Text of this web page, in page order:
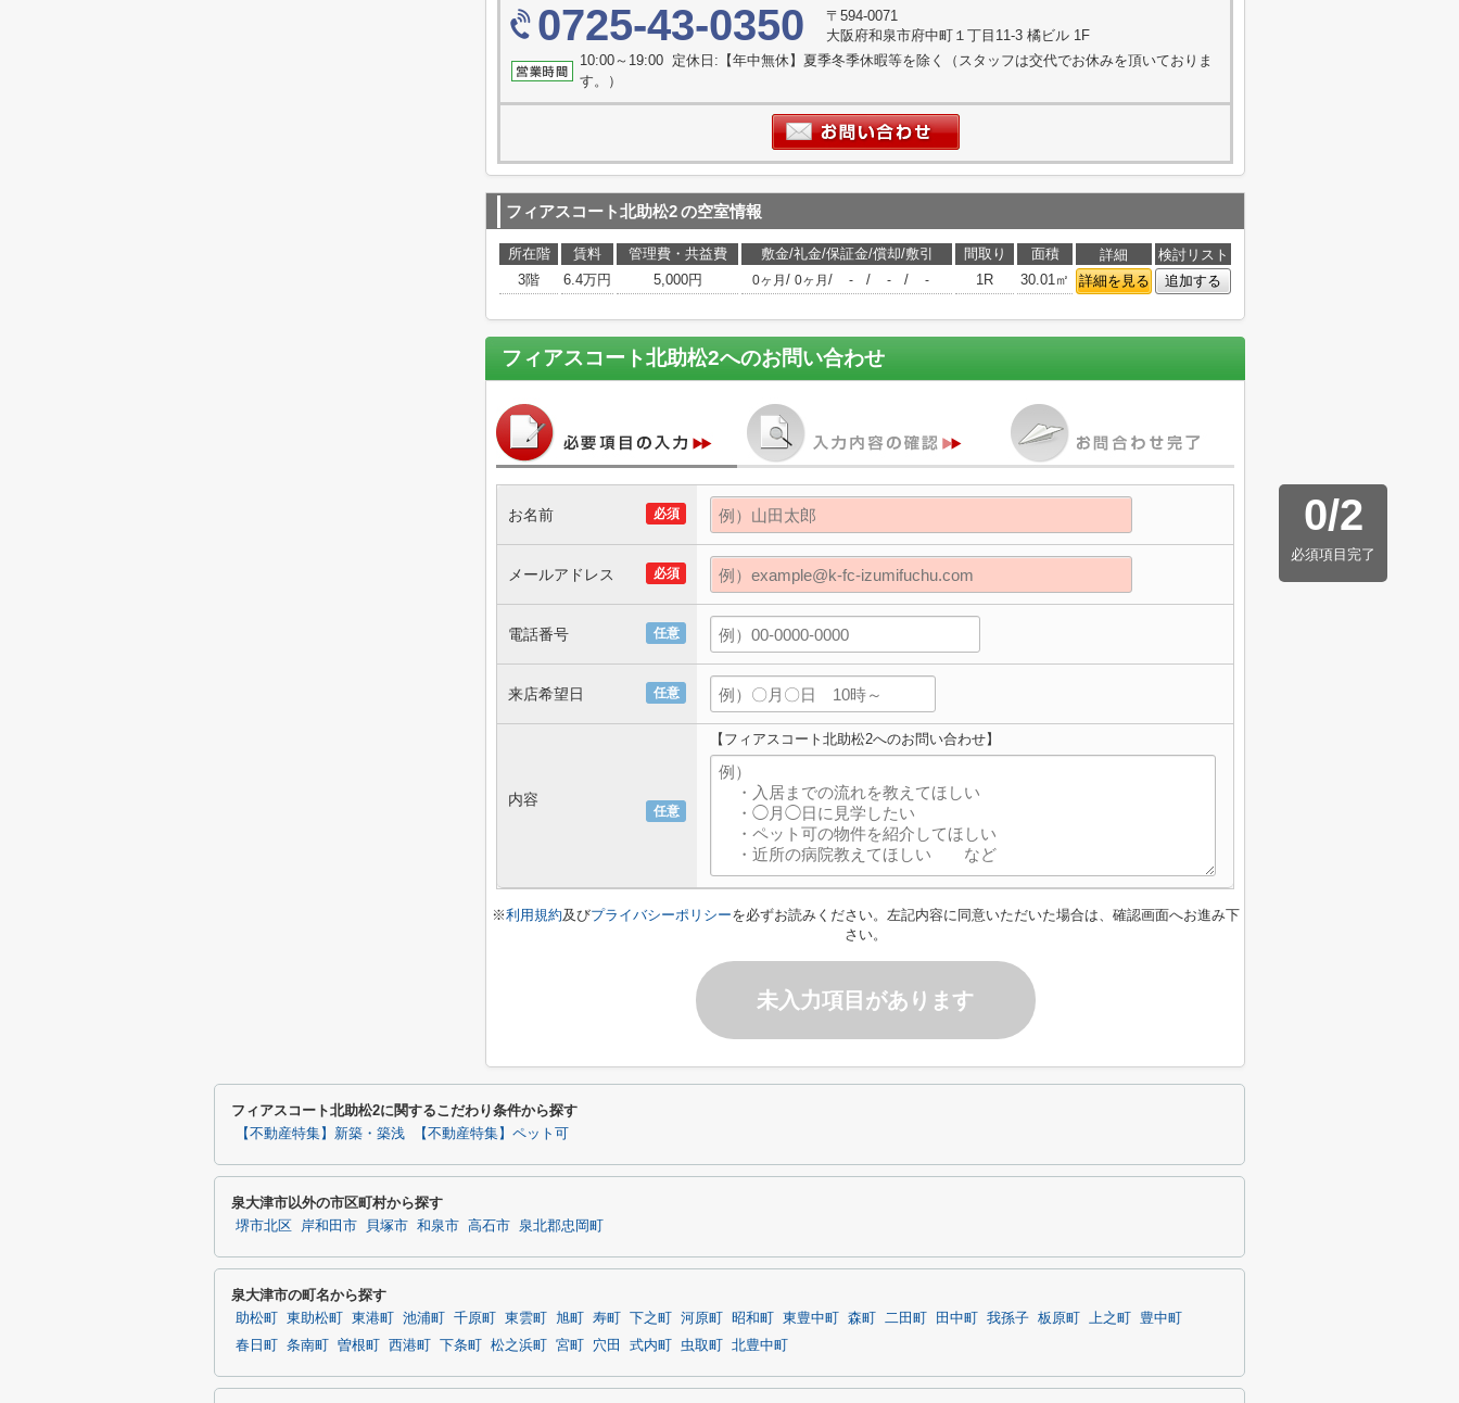
0725-43-0350
〒594-0071
大阪府和泉市府中町１丁目11-3 橘ビル 1F
10:00～19:00 定休日:【年中無休】夏季冬季休暇等を除く（スタッフは交代でお休みを頂いておりま
す。）
フィアスコート北助松2の空室情報
所在階 賃料 管理費・共益費 敷金/礼金/保証金/償却/敷引 間取り 面積 詳細
検討リスト
3階
6.4万円 5,000円 0ヶ月 / 0ヶ月 / - / - / - 1R 30.01㎡ 詳細を見る 追加する
フィアスコート北助松2へのお問い合わせ
0/2
必須項目完了
必須
お名前
必須
メールアドレス
任意
電話番号
任意
来店希望日
任意
内容
【フィアスコート北助松2へのお問い合わせ】
※利用規約及びプライバシーポリシーを必ずお読みください。左記内容に同意いただいた場合は、確認画面へお進み下
さい。
未入力項目があります
フィアスコート北助松2に関するこだわり条件から探す
【不動産特集】新築・築浅 【不動産特集】ペット可
泉大津市以外の市区町村から探す
堺市北区 岸和田市 貝塚市 和泉市 高石市 泉北郡忠岡町
泉大津市の町名から探す
助松町 東助松町 東港町 池浦町 千原町 東雲町 旭町 寿町 下之町 河原町 昭和町 東豊中町 森町 二田町 田中町 我孫子 板原町 上之町
豊中町
春日町
条南町 曽根町 西港町 下条町 松之浜町 宮町 穴田 式内町 虫取町 北豊中町